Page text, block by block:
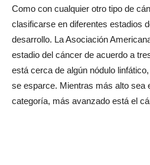
Como con cualquier otro tipo de
clasificarse en diferentes estadios
desarrollo. La Asociación
estadio del cáncer de acuerdo a
está cerca de algún nódulo
se esparce. Mientras más alto sea
categoría, más avanzado está el